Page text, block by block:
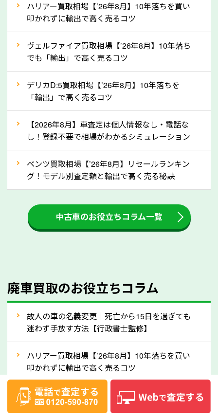
定を行い高価買取価格をつけやすくなります。
ってきます！
自動車税の還付金は、先に年払いしていた自動車税が
月割りで返還されるものです。ですから、自動車税の
還付金は早めに売却するほど多く還付されます。不要
な車は早めに廃車手続きをしたほうが良いでしょう。
③自動車税の還付金の扱いについて確認し
ましょう！
車を廃車にすると、自動車税の還付金を受け取ること
ができる場合があります。廃車買取業者の中には、還
付金をお客様に返還しない業者もあります。廃車査定
をする際には、自動車税の還付金の返還があるかどう
かを確認するようにしてください。北海道のソコカラ
人気の車種は廃車の状態でも、高価買取が可能です。
産車は高く買取が可能です。「廃車＝買取できない」
なら廃車の車も適正価格で買取できます。他社で買取
拒否となった車も価格がつく可能性があるので、諦め
ずに北海道の「ソコカラ」にご相談ください。古い車
でも高価買取が可能なケースは珍しくないため、まず
はWebで簡単にできる無料査定をお試しください。
ハリアー買取相場【’26年8月】10年落ちを買い
叩かれずに輸出で高く売るコツ
ヴェルファイア買取相場【’26年8月】10年落ち
でも「輸出」で高く売るコツ
デリカD:5買取相場【’26年8月】10年落ちを
「輸出」で高く売るコツ
【2026年8月】車査定は個人情報なし・電話な
し！登録不要で相場がわかるシミュレーション
ベンツ買取相場【’26年8月】リセールランキン
グ！モデル別査定額と輸出で高く売る秘訣
中古車のお役立ちコラム一覧
廃車買取のお役立ちコラム
故人の車の名義変更｜死亡から15日を過ぎても
迷わず手放す方法【行政書士監修】
ハリアー買取相場【’26年8月】10年落ちを買い
叩かれずに輸出で高く売るコツ
ヴェルファイア買取相場【’26年8月】10年落ち
でも「輸出」で高く売るコツ